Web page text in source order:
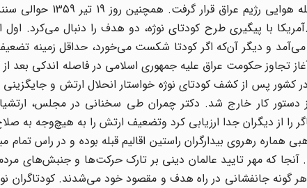
حمله زمینی و سومار و نخجیر
با پیگیری طرح کودتای نوژه، دو هدف را دنبال می‌کرد. اول
می‌آمد و دیگر آن‌که اگر کودتا شکست می‌خورد، حداقل زمینه
تجاوز حکومت عراق علیه جمهوری اسلامی در فاصله اندکی بعد از
کشور پس از کشف کودتای نوژه خواستار انحلال ارتش و
کار خارج شد. دکتر چمران طی سخنانی در مجلس، ارتشیان
را از دیگران جدا ارزیابی کرد وتضعیف ارتش را به هیچ‌وجه به
هماره رهروی بیدارگران راستین اقالیم قبله بوده و در راس
آنجا که مهر تایید عالمان دینی بر تارک حرکت‌ها و
گونه جانفشانی در راه هدف و مقصود خود می‌شدند. کودتاگران